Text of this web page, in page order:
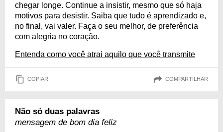
chegar longe. Continue a insistir, mesmo que só haja
motivos para desistir. Saiba que tudo é aprendizado e,
no final, vai valer. Faça o seu melhor, de preferência
com alegria no coração.
Entenda como você atrai aquilo que você transmite
COPIAR COMPARTILHAR
Não só duas palavras
mensagem de bom dia feliz